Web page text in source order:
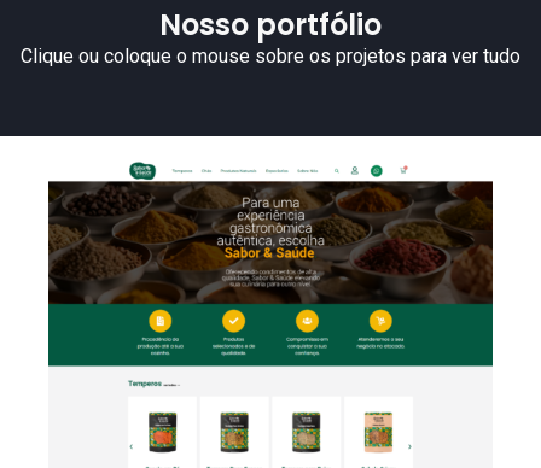
Nosso portfólio
Clique ou coloque o mouse sobre os projetos para ver tudo